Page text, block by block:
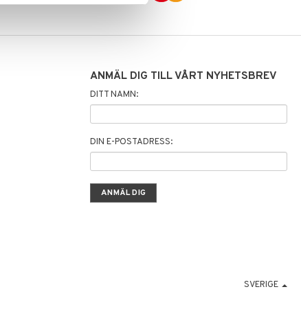
ANMÄL DIG TILL VÅRT NYHETSBREV
DITT NAMN:
DIN E-POSTADRESS:
SVERIGE